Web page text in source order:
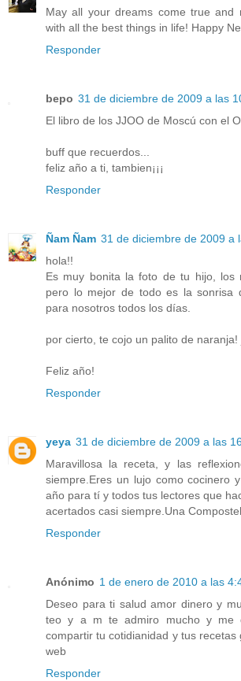
May all your dreams come true and
with all the best things in life! Happy
Responder
bepo 31 de diciembre de 2009 a las
El libro de los JJOO de Moscú con el
buff que recuerdos...
feliz año a ti, tambien¡¡¡
Responder
Ñam Ñam 31 de diciembre de 2009 a
hola!!
Es muy bonita la foto de tu hijo, los
pero lo mejor de todo es la sonrisa
para nosotros todos los días.
por cierto, te cojo un palito de naranja!
Feliz año!
Responder
yeya 31 de diciembre de 2009 a las
Maravillosa la receta, y las
siempre.Eres un lujo como cocinero
año para tí y todos tus lectores que
acertados casi siempre.Una
Responder
Anónimo 1 de enero de 2010 a las
Deseo para ti salud amor dinero y
teo y a m te admiro mucho y me
compartir tu cotidianidad y tus recetas
web
Responder